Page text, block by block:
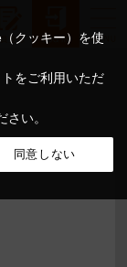
クッキー）を使
をご利用いただ
さい。
同意しない